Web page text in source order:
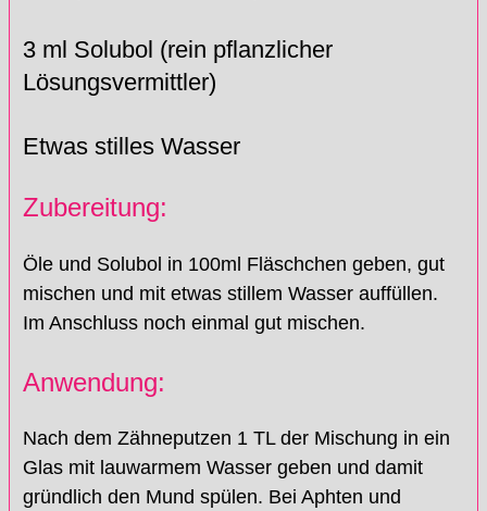
3 ml Solubol (rein pflanzlicher
Lösungsvermittler)
Etwas stilles Wasser
Zubereitung:
Öle und Solubol in 100ml Fläschchen geben, gut
mischen und mit etwas stillem Wasser auffüllen.
Im Anschluss noch einmal gut mischen.
Anwendung:
Nach dem Zähneputzen 1 TL der Mischung in ein
Glas mit lauwarmem Wasser geben und damit
gründlich den Mund spülen. Bei Aphten und